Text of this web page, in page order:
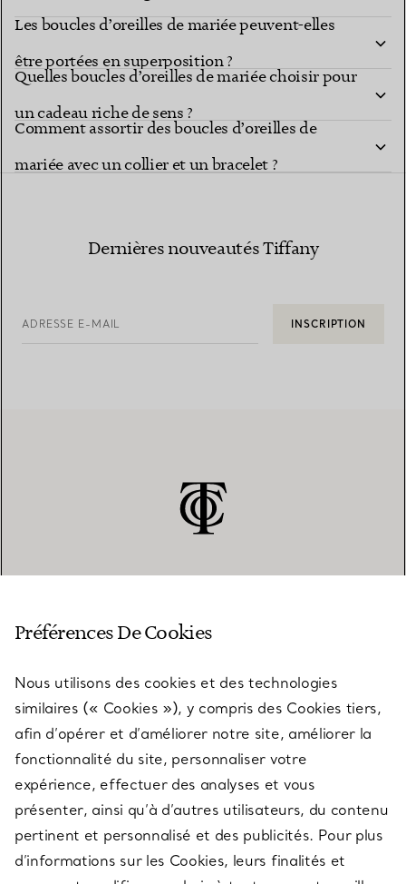
détachés ?
Les boucles d’oreilles de mariée peuvent-elles
être portées en superposition ?
Quelles boucles d’oreilles de mariée choisir pour
un cadeau riche de sens ?
Comment assortir des boucles d’oreilles de
mariée avec un collier et un bracelet ?
Dernières nouveautés Tiffany
ADRESSE E-MAIL INSCRIPTION
SERVICES
À PROPOS
QUESTIONS LÉGALES
Préférences De Cookies
Nous utilisons des cookies et des technologies
similaires (« Cookies »), y compris des Cookies tiers,
afin d’opérer et d’améliorer notre site, améliorer la
fonctionnalité du site, personnaliser votre
expérience, effectuer des analyses et vous
présenter, ainsi qu’à d’autres utilisateurs, du contenu
pertinent et personnalisé et des publicités. Pour plus
d’informations sur les Cookies, leurs finalités et